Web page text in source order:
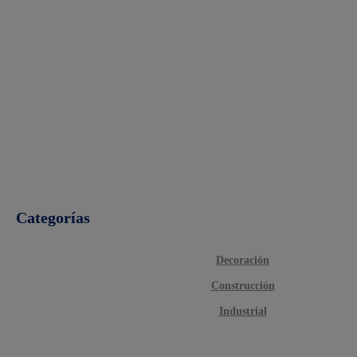
Categorías
Decoración
Construcción
Industrial